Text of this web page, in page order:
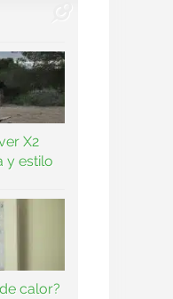
X2
y estilo
calor?